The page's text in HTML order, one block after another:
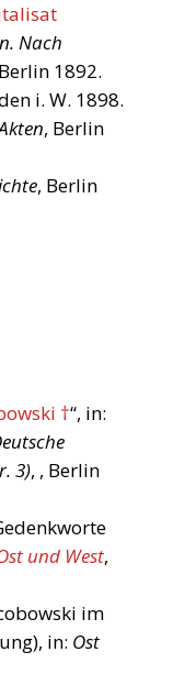
Nach
1892.
i. W. 1898.
, Berlin
, Berlin
†“, in:
3), , Berlin
und West,
im
in: Ost